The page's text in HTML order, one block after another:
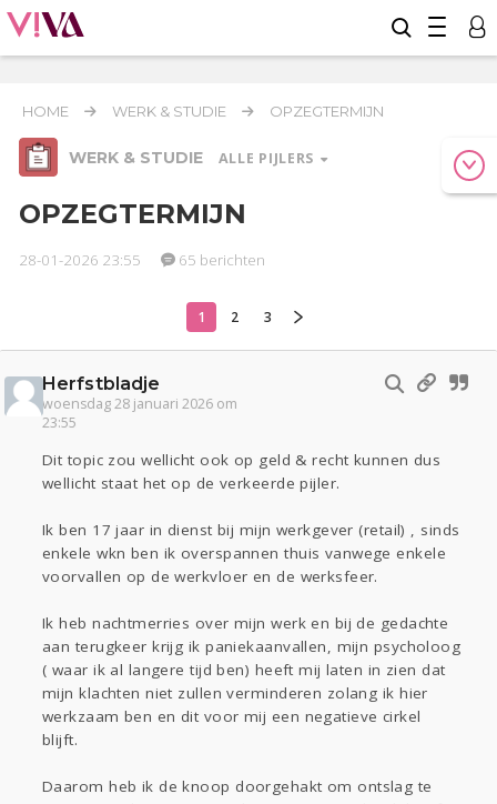
HOME WERK & STUDIE OPZEGTERMIJN
WERK & STUDIE ALLE PIJLERS
Relaties
Werk & Studie
Seks Gezondheid
Coronavirus
Overig
Actueel Oekraïne
Kinderen
Zwanger
Psyche Thuis
Klussen
Sport
Contact Viva zoekt
Lezen
OPZEGTERMIJN
28-01-2026 23:55 65 berichten
1 2 3
Herfstbladje
woensdag 28 januari 2026 om
23:55
Dit topic zou wellicht ook op geld & recht kunnen dus
wellicht staat het op de verkeerde pijler.
Ik ben 17 jaar in dienst bij mijn werkgever (retail) , sinds
enkele wkn ben ik overspannen thuis vanwege enkele
voorvallen op de werkvloer en de werksfeer.
Ik heb nachtmerries over mijn werk en bij de gedachte
aan terugkeer krijg ik paniekaanvallen, mijn psycholoog
( waar ik al langere tijd ben) heeft mij laten in zien dat
mijn klachten niet zullen verminderen zolang ik hier
werkzaam ben en dit voor mij een negatieve cirkel
blijft.
Daarom heb ik de knoop doorgehakt om ontslag te